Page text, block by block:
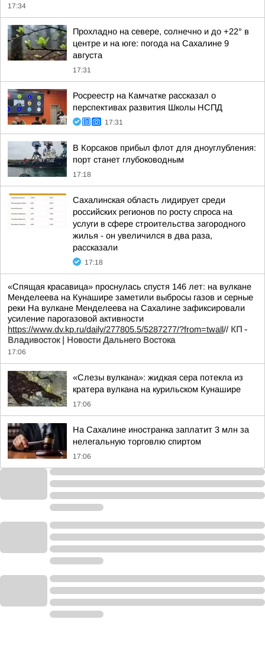
17:34
Прохладно на севере, солнечно и до +22° в
центре и на юге: погода на Сахалине 9
августа
17:31
Росреестр на Камчатке рассказал о
перспективах развития Школы НСПД
17:31
В Корсаков прибыл флот для дноуглубления:
порт станет глубоководным
17:18
Сахалинская область лидирует среди
российских регионов по росту спроса на
услуги в сфере строительства загородного
жилья - он увеличился в два раза,
рассказали
17:18
«Спящая красавица» проснулась спустя 146 лет: на вулкане
Менделеева на Кунашире заметили выбросы газов и серные
реки На вулкане Менделеева на Сахалине зафиксировали
усиление парогазовой активности
https://www.dv.kp.ru/daily/277805.5/5287277/?from=twall// КП -
Владивосток | Новости Дальнего Востока
17:06
«Слезы вулкана»: жидкая сера потекла из
кратера вулкана на курильском Кунашире
17:06
На Сахалине иностранка заплатит 3 млн за
нелегальную торговлю спиртом
17:06